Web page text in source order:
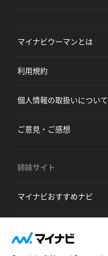
マイナビウーマンとは
利用規約
個人情報の取扱いについて
ご意見・ご感想
姉妹サイト
マイナビおすすめナビ